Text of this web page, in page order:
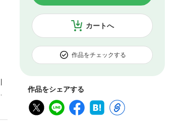
カートへ
作品をチェックする
作品をシェアする